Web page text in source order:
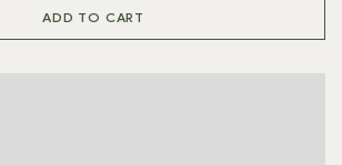
ADD TO CART